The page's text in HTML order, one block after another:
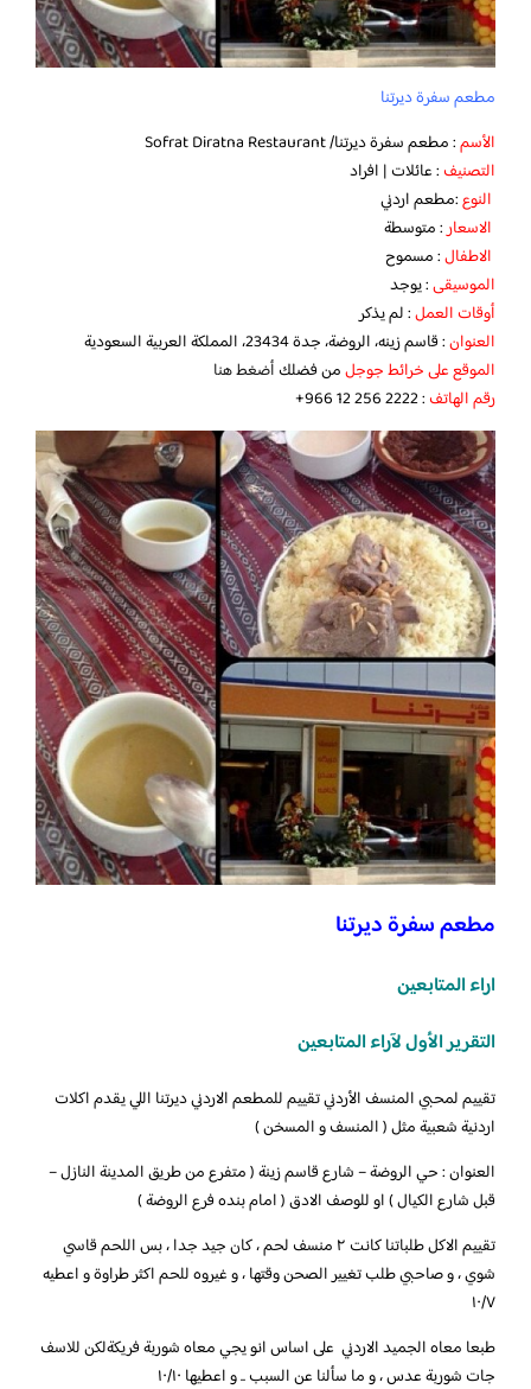
مطعم سفرة ديرتنا
الأسم: مطعم سفرة ديرتنا/ Sofrat Diratna Restaurant
التصنيف: عائلات | افراد
النوع:مطعم اردني
الاسعار: متوسطة
الاطفال: مسموح
الموسيقى: يوجد
أوقات العمل: لم يذكر
العنوان: قاسم زينه، الروضة، جدة 23434، المملكة العربية السعودية
الموقع على خرائط جوجلمن فضلك أضغط هنا
رقم الهاتف:‏ ‪+966 12 256 2222‬‏
مطعم سفرة ديرتنا
اراء المتابعين
التقرير الأول لآراء المتابعين
تقييم لمحبي المنسف الأردني تقييم للمطعم الاردني ديرتنا اللي يقدم اكلات
اردنية شعبية مثل ( المنسف و المسخن )
العنوان : حي الروضة – شارع قاسم زينة ( متفرع من طريق المدينة النازل –
قبل شارع الكيال ) او للوصف الادق ( امام بنده فرع الروضة )
تقييم الاكل طلباتنا كانت ٢ منسف لحم ، كان جيد جدا ، بس اللحم قاسي
شوي ، و صاحبي طلب تغيير الصحن وقتها ، و غيروه للحم اكثر طراوة و اعطيه
١٠/٧
طبعا معاه الجميد الاردني على اساس انو يجي معاه شوربة فريكةلكن للاسف
جات شوربة عدس ، و ما سألنا عن السبب .. و اعطيها ١٠/١٠